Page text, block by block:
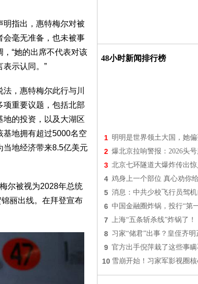
明指出，惠特梅尔对被
会毫无准备，也未被事
“她的出席不代表对该
示认同。”
，惠特梅尔此行与川
项重要议题，包括北部
地的投资，以及大湖区
基地拥有超过5000名空
地经济带来8.5亿美元
尔被视为2028年总统
丽出线。在拜登宣布
48小时新闻排行榜
1 明明是世界领土大国，她
2 爆北京拉响警报：2026头
3 北京七环隧道大爆炸传出
4 鸡身上一个部位 真心劝你
5 消息：中共少校飞行员驾
6 中国金融圈炸锅，投行“第
7 上海“五条斩杀线”炸锅了！
8 习家“储君”出事？皇侄齐
9 官方出手倪萍栽了这些事瞒
10 雪崩开始！习家军影视圈核